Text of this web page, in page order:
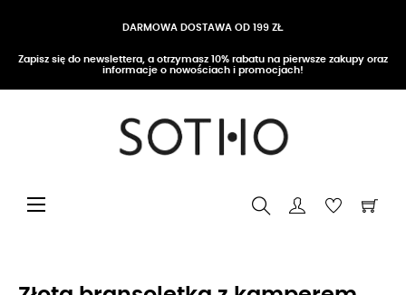
DARMOWA DOSTAWA OD 199 ZŁ
Zapisz się do newslettera, a otrzymasz 10% rabatu na pierwsze zakupy oraz
informacje o nowościach i promocjach!
Przełącz nawigację
☰